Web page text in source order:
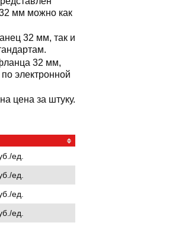
мм можно как
32 мм, так и
32 мм,
электронной
цена за штуку.
ед.
ед.
ед.
ед.